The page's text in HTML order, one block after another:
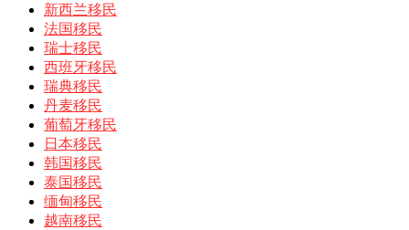
新西兰移民
法国移民
瑞士移民
西班牙移民
瑞典移民
丹麦移民
葡萄牙移民
日本移民
韩国移民
泰国移民
缅甸移民
越南移民